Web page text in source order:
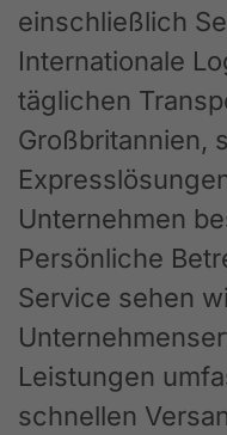
einschließlich
Internationale
täglichen
Großbritannien,
Unternehmen
Persönliche
Service sehen
Leistungen
schnellen